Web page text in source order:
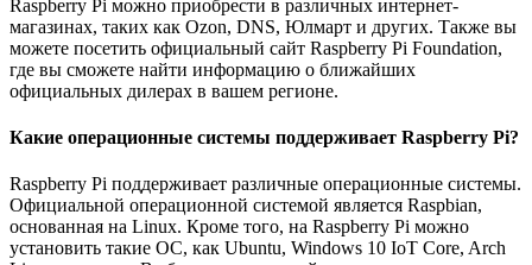
Raspberry Pi можно приобрести в различных интернет-
магазинах, таких как Ozon, DNS, Юлмарт и других. Также вы
можете посетить официальный сайт Raspberry Pi Foundation,
где вы сможете найти информацию о ближайших
официальных дилерах в вашем регионе.
Какие операционные системы поддерживает Raspberry Pi?
Raspberry Pi поддерживает различные операционные системы.
Официальной операционной системой является Raspbian,
основанная на Linux. Кроме того, на Raspberry Pi можно
установить такие ОС, как Ubuntu, Windows 10 IoT Core, Arch